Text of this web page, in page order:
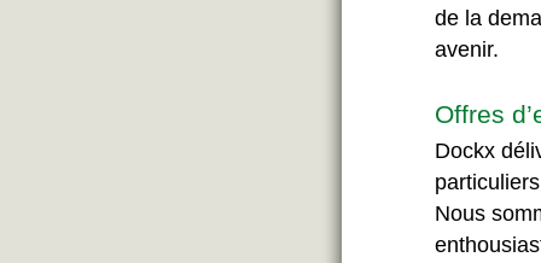
de la
avenir.
Offres
Dockx
Nous